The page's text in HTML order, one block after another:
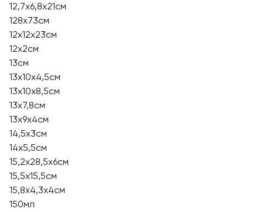
12,7х6,8х21см
128x73см
12x12x23см
12х2см
13см
13х10х4,5см
13х10х8,5см
13х7,8см
13х9х4см
14,5x3см
14x5,5см
15,2х28,5х6см
15,5x15,5см
15,8х4,3х4см
150мл